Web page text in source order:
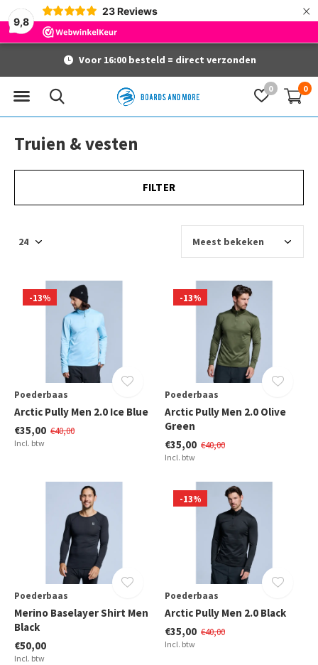
9,8
23 Reviews ×
0 0
Voor 16:00 besteld = direct verzonden
Truien & vesten
FILTER
-13%
Poederbaas
Arctic Pully Men 2.0 Ice Blue
€35,00 €40,00
Incl. btw
-13%
Poederbaas
Arctic Pully Men 2.0 Olive
Green
€35,00 €40,00
Incl. btw
Poederbaas
Merino Baselayer Shirt Men
Black
€50,00
Incl. btw
-13%
Poederbaas
Arctic Pully Men 2.0 Black
€35,00 €40,00
Incl. btw